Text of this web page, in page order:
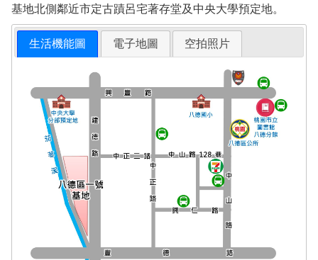
基地北側鄰近市定古蹟呂宅著存堂及中央大學預定地。
生活機能圖 電子地圖 空拍照片